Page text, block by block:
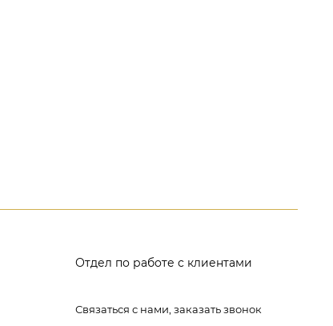
Отдел по работе с клиентами
Связаться с нами, заказать звонок